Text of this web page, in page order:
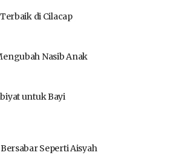
di Cilacap
Nasib Anak
untuk Bayi
Seperti Aisyah